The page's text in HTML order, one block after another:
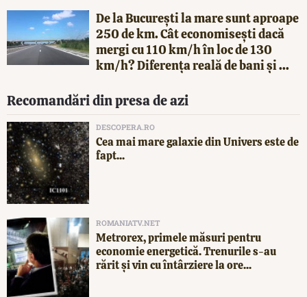
De la București la mare sunt aproape
250 de km. Cât economisești dacă
mergi cu 110 km/h în loc de 130
km/h? Diferența reală de bani și ...
Recomandări din presa de azi
DESCOPERA.RO
Cea mai mare galaxie din Univers este de
fapt...
ROMANIATV.NET
Metrorex, primele măsuri pentru
economie energetică. Trenurile s-au
rărit și vin cu întârziere la ore...